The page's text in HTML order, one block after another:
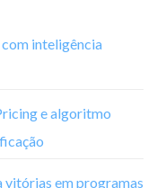
com inteligência
e algoritmo
vitórias em programas